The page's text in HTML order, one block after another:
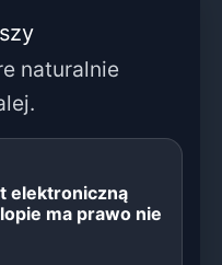
naturalnie
elektroniczną
ma prawo nie